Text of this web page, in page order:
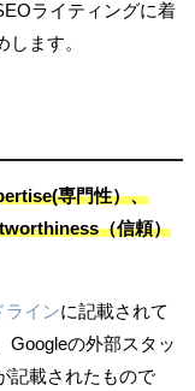
ライティングに着
ます。
専門性）、
（信頼）
ラインに記載されて
Googleの外部スタッ
記載されたもので